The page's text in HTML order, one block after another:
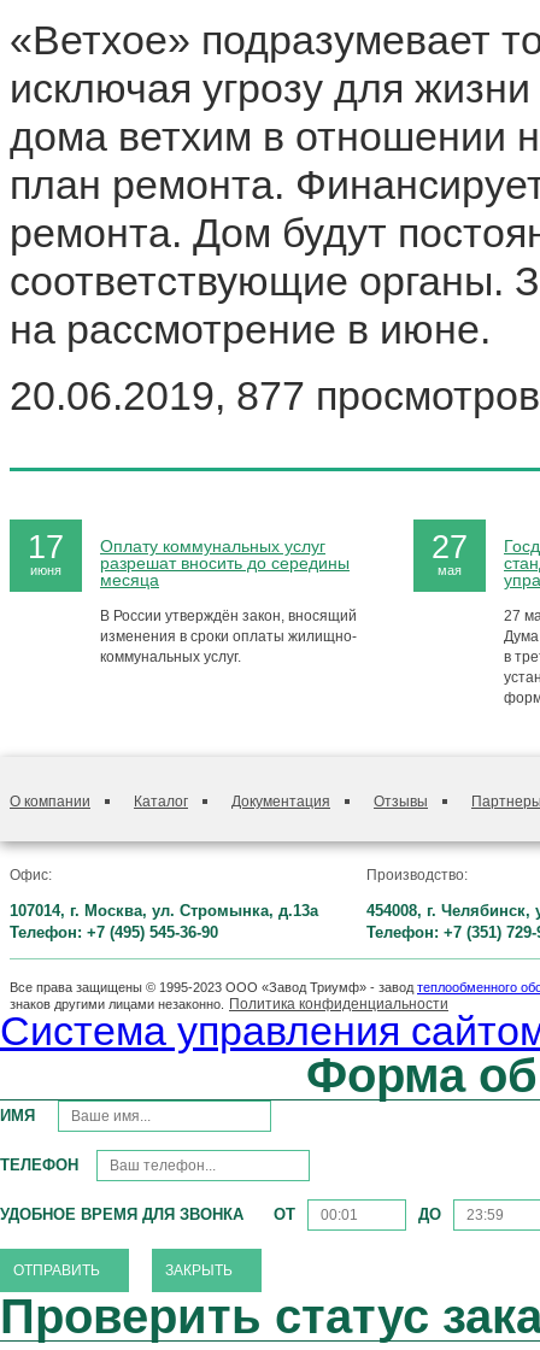
«Ветхое» подразумевает
исключая угрозу для
дома ветхим в отношении
план ремонта.
ремонта. Дом будут
соответствующие органы.
на рассмотрение в июне.
20.06.2019, 877
17
июня
Оплату коммунальных услуг
разрешат вносить до середины
месяца
В России утверждён закон, вносящий
изменения в сроки оплаты жилищно-
коммунальных услуг.
27
мая
27
в
О компании Каталог Документация Отзывы
Офис:
107014, г. Москва, ул. Стромынка, д.13а
Телефон: +7 (495) 545-36-90
Производство:
454008, г.
Телефон: +7 (351) 729-
Все права защищены © 1995-2023 ООО «Завод Триумф» - завод теплообменного
знаков другими лицами незаконно.
Политика конфиденциальности
Система управления
Форма
ИМЯ
ТЕЛЕФОН
УДОБНОЕ ВРЕМЯ ДЛЯ ЗВОНКА ОТ ДО
ЗАКРЫТЬ
Проверить статус